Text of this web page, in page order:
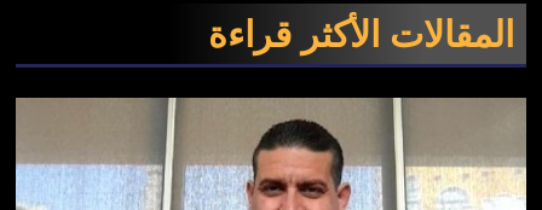
المقالات الأكثر قراءة